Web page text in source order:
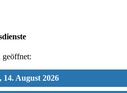
geöffnet:
14. August 2026